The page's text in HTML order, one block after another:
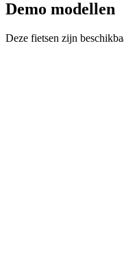
Demo modellen
Deze fietsen zijn